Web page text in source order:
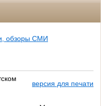
обзоры СМИ
версия для печати